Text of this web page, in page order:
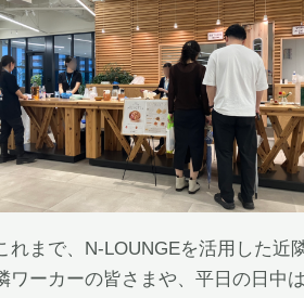
れまで、N-LOUNGEを活用した
ワーカーの皆さまや、平日の日中